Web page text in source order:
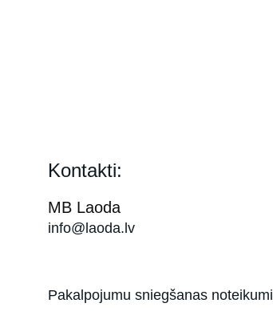
MB Laoda
Kontakti:
info@laoda.lv
Pakalpojumu sniegšanas noteikumi